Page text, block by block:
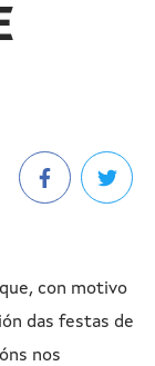
con motivo
das festas de
nos